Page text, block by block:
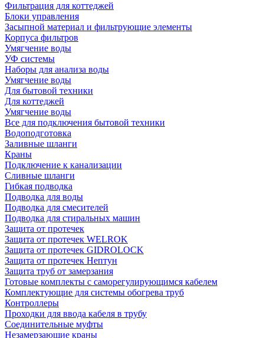
Фильтрация для коттеджей
Блоки управления
Засыпной материал и фильтрующие элементы
Корпуса фильтров
Умягчение воды
УФ системы
Наборы для анализа воды
Умягчение воды
Для бытовой техники
Для коттеджей
Умягчение воды
Все для подключения бытовой техники
Водоподготовка
Заливные шланги
Краны
Подключение к канализации
Сливные шланги
Гибкая подводка
Подводка для воды
Подводка для смесителей
Подводка для стиральных машин
Защита от протечек
Защита от протечек WELROK
Защита от протечек GIDROLOCK
Защита от протечек Нептун
Защита труб от замерзания
Готовые комплекты с саморегулирующимся кабелем
Комплектующие для системы обогрева труб
Контроллеры
Проходки для ввода кабеля в трубу
Соединительные муфты
Незамерзающие краны